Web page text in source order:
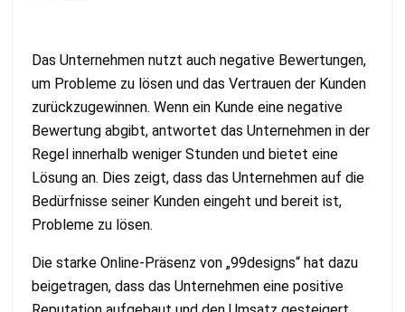
Das Unternehmen nutzt auch negative Bewertungen,
um Probleme zu lösen und das Vertrauen der Kunden
zurückzugewinnen. Wenn ein Kunde eine negative
Bewertung abgibt, antwortet das Unternehmen in der
Regel innerhalb weniger Stunden und bietet eine
Lösung an. Dies zeigt, dass das Unternehmen auf die
Bedürfnisse seiner Kunden eingeht und bereit ist,
Probleme zu lösen.
Die starke Online-Präsenz von „99designs“ hat dazu
beigetragen, dass das Unternehmen eine positive